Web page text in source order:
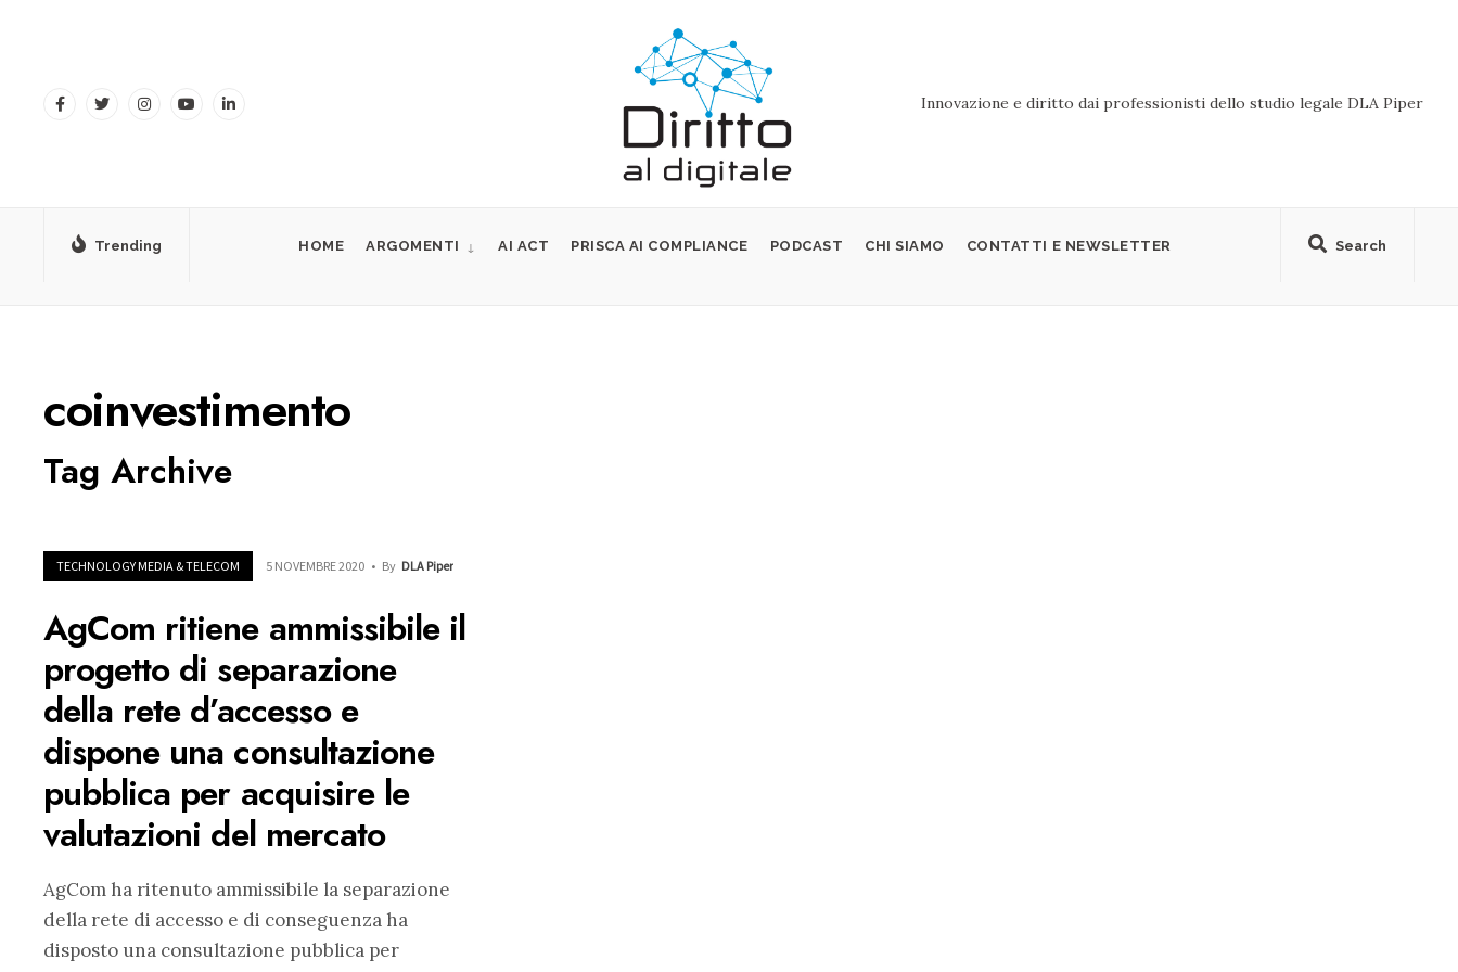
Innovazione e diritto dai professionisti dello studio legale DLA Piper
Trending Search
HOME ARGOMENTI AI ACT PRISCA AI COMPLIANCE PODCAST CHI SIAMO CONTATTI E NEWSLETTER
coinvestimento
Tag Archive
TECHNOLOGY MEDIA & TELECOM 5 NOVEMBRE 2020 • By DLA Piper
AgCom ritiene ammissibile il
progetto di separazione
della rete d’accesso e
dispone una consultazione
pubblica per acquisire le
valutazioni del mercato
AgCom ha ritenuto ammissibile la separazione
della rete di accesso e di conseguenza ha
disposto una consultazione pubblica per